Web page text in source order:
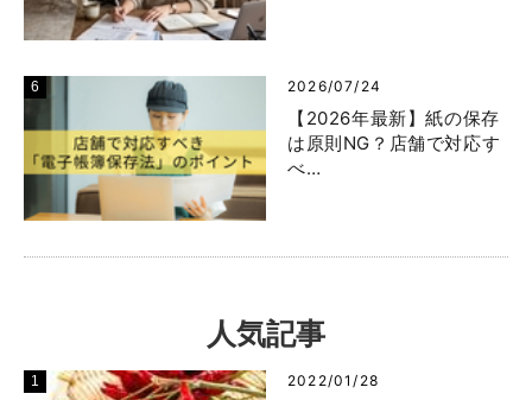
2026/07/24
【2026年最新】紙の保存
は原則NG？店舗で対応す
べ…
人気記事
2022/01/28